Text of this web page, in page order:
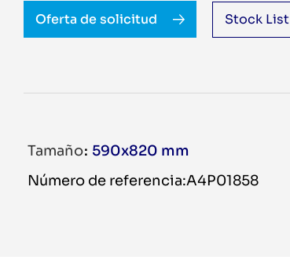
Oferta de solicitud Stock List
Tamaño 590x820 mm
Número de referencia:A4P01858